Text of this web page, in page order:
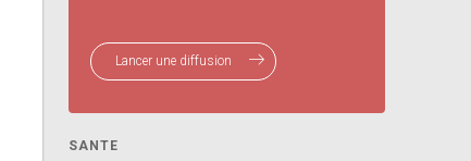
Lancer une diffusion
SANTE